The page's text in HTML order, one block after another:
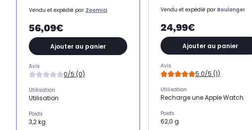
Vendu et expédié par Zoomici
56,09€
Ajouter au panier
Avis
0/5 (0)
Utilisation
Utilisation
Poids
3,2 kg
Vendu et expédié par Boulanger
24,99€
Ajouter au panier
Avis
5.0/5 (1)
Utilisation
Recharge une Apple Watch
Poids
62,0 g